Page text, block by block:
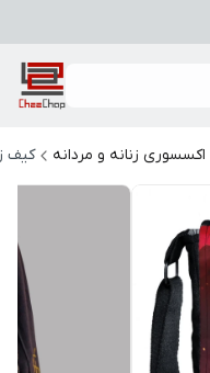
اکسسوری زنانه و مردانه کیف